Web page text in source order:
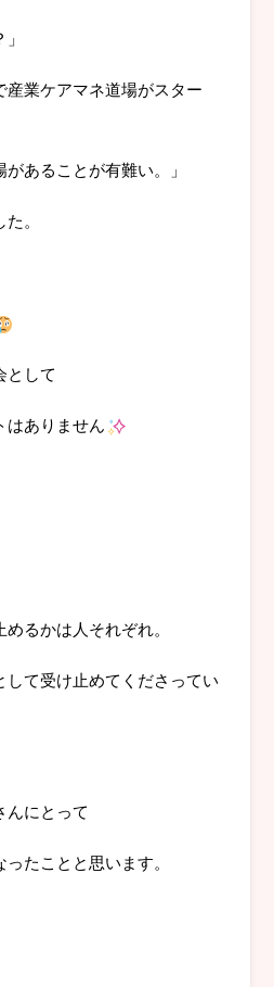
業ケアマネ道場がスター
あることが有難い。」
。
として
はありません
るかは人それぞれ。
して受け止めてくださってい
んにとって
たことと思います。